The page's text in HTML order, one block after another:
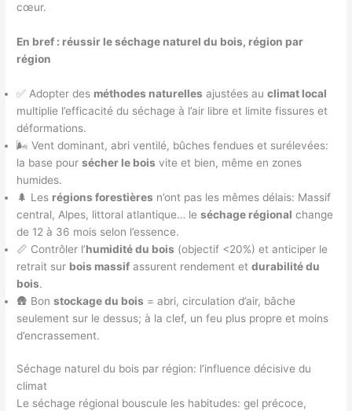
cœur.
En bref : réussir le séchage naturel du bois, région par
région
✅ Adopter des méthodes naturelles ajustées auclimat local
multiplie l’efficacité du séchage à l’air libre et limite fissures et
déformations.
🌬️ Vent dominant, abri ventilé, bûches fendues et surélevées:
la base poursécher le bois vite et bien, même en zones
humides.
🌲 Les régions forestières n’ont pas les mêmes délais: Massif
central, Alpes, littoral atlantique… leséchage régional change
de 12 à 36 mois selon l’essence.
📏 Contrôler l’humidité du bois (objectif <20%) et anticiper le
retrait sur bois massif assurent rendement etdurabilité du
bois.
🛖 Bonstockage du bois = abri, circulation d’air, bâche
seulement sur le dessus; à la clef, un feu plus propre et moins
d’encrassement.
Séchage naturel du bois par région: l’influence décisive du
climat
Le séchage régional bouscule les habitudes: gel précoce,